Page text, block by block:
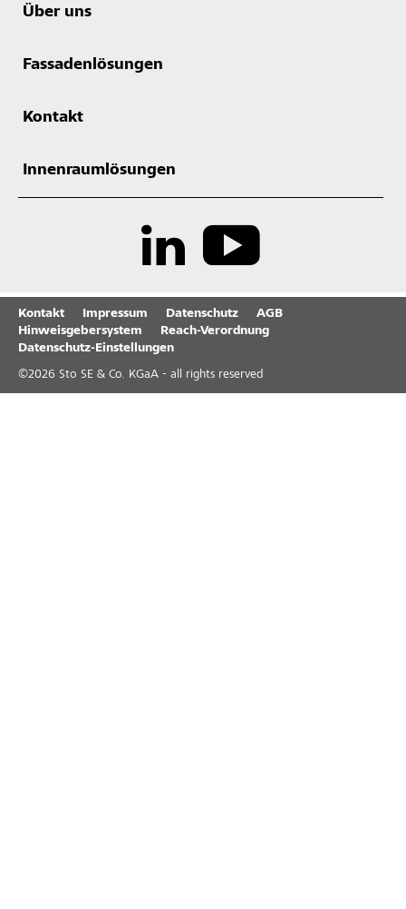
Über uns
Fassadenlösungen
Kontakt
Innenraumlösungen
Kontakt Impressum Datenschutz
AGB
Hinweisgebersystem
Reach-Verordnung
Datenschutz-Einstellungen
©2026 Sto SE & Co. KGaA - all rights reserved